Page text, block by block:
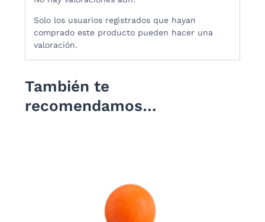
Solo los usuarios registrados que hayan
comprado este producto pueden hacer una
valoración.
También te
recomendamos…